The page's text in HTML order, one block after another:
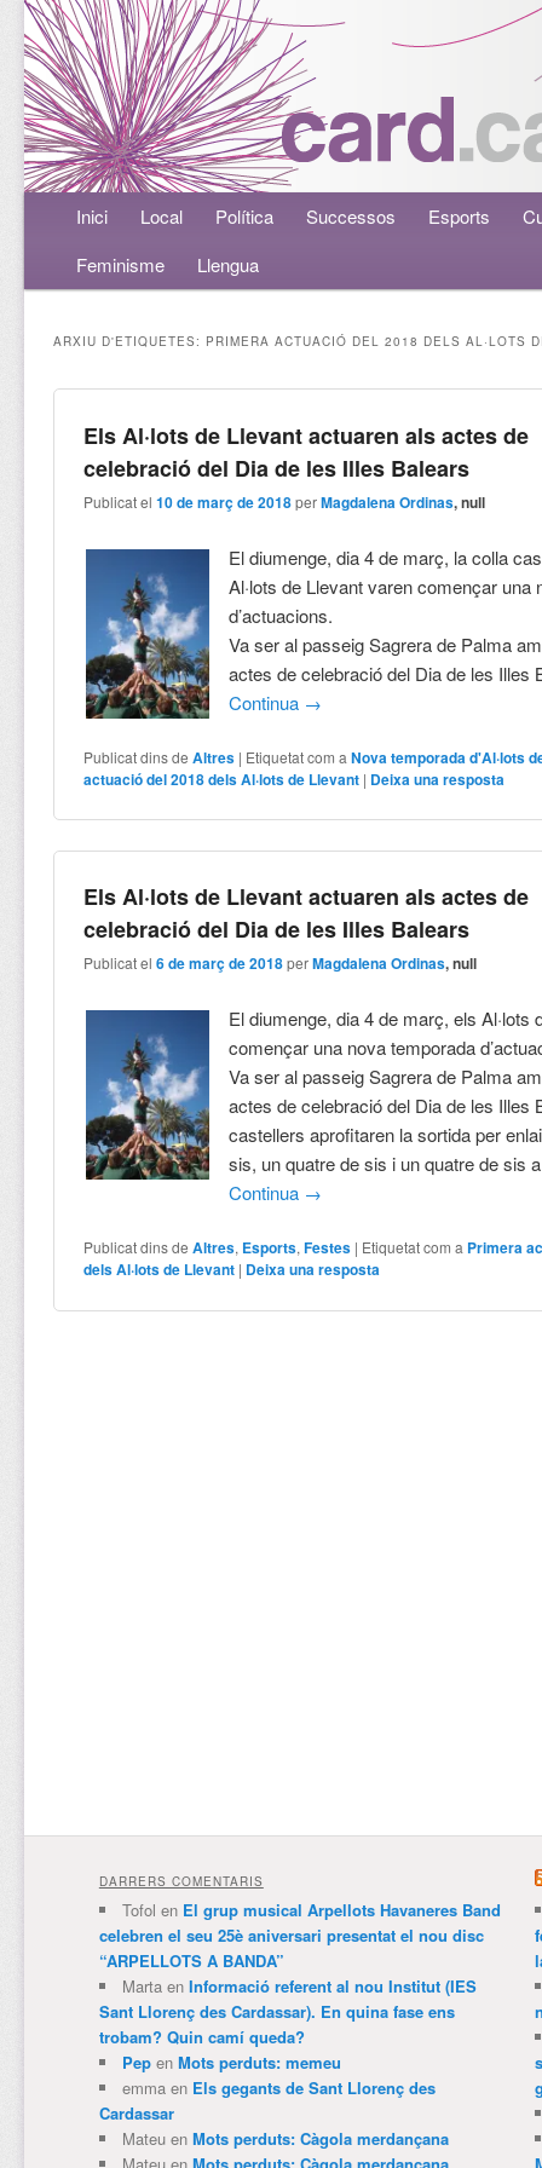
Menú principalAneu al contingut principal
Aneu al contingut secundari
Inici Local Política Successos Esports
Feminisme
Llengua
ARXIU D'ETIQUETES: PRIMERA ACTUACIÓ DEL 2018 DELS AL·LOTS
Els Al·lots de Llevant actuaren als actes de
celebració del Dia de les Illes Balears
Publicat el10 de març de 2018 perMagdalena Ordinas, null
El diumenge, dia 4 de març, la colla
Al·lots de Llevant varen començar una
d’actuacions.
Va ser al passeig Sagrera de Palma
actes de celebració del Dia de les Illes
Continua →
Publicat dins de Altres | Etiquetat com a Nova temporada d'Al·lots
actuació del 2018 dels Al·lots de Llevant | Deixa una resposta
Els Al·lots de Llevant actuaren als actes de
celebració del Dia de les Illes Balears
Publicat el6 de març de 2018 perMagdalena Ordinas, null
El diumenge, dia 4 de març, els Al·lots
començar una nova temporada
Va ser al passeig Sagrera de Palma
actes de celebració del Dia de les Illes
castellers aprofitaren la sortida per
sis, un quatre de sis i un quatre de sis
Continua →
Publicat dins de Altres, Esports,Festes | Etiquetat com a Primera
dels Al·lots de Llevant | Deixa una resposta
DARRERS COMENTARIS
Tofol en El grup musical Arpellots Havaneres Band
celebren el seu 25è aniversari presentat el nou disc
“ARPELLOTS A BANDA”
Martaen Informació referent al nou Institut (IES
Sant Llorenç des Cardassar). En quina fase ens
trobam? Quin camí queda?
Pepen Mots perduts: memeu
emmaen Els gegants de Sant Llorenç des
Cardassar
Mateuen Mots perduts: Càgola merdançana